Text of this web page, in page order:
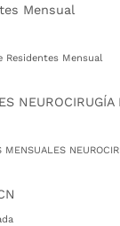
Mensual
Residentes Mensual
NEUROCIRUGÍA